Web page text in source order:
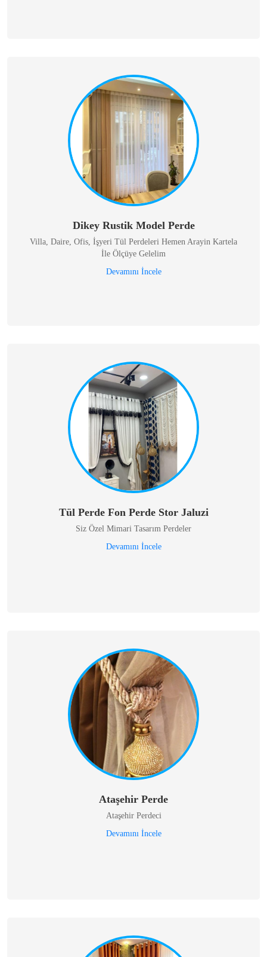
Dikey Rustik Model Perde
Villa, Daire, Ofis, İşyeri Tül Perdeleri Hemen Arayin Kartela
İle Ölçüye Gelelim
Devamını İncele
Tül Perde Fon Perde Stor Jaluzi
Siz Özel Mimari Tasarım Perdeler
Devamını İncele
Ataşehir Perde
Ataşehir Perdeci
Devamını İncele